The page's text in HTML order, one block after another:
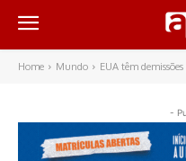
Home Mundo EUA têm
-